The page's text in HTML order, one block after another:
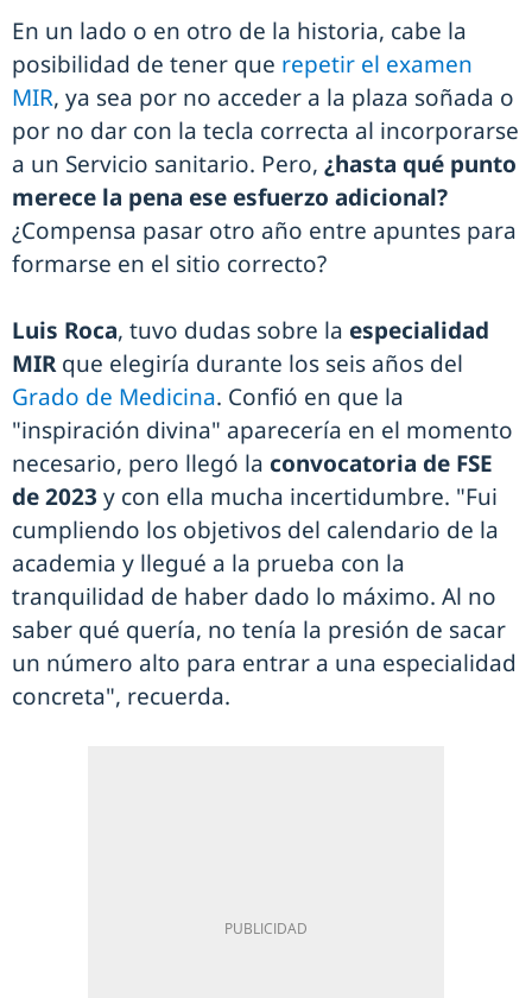
En un lado o en otro de la historia, cabe la
posibilidad de tener que repetir el examen
MIR, ya sea por no acceder a la plaza soñada o
por no dar con la tecla correcta al incorporarse
a un Servicio sanitario. Pero, ¿hasta qué punto
merece la pena ese esfuerzo adicional?
¿Compensa pasar otro año entre apuntes para
formarse en el sitio correcto?
Luis Roca, tuvo dudas sobre la especialidad
MIRque elegiría durante los seis años del
Grado de Medicina. Confió en que la
"inspiración divina" aparecería en el momento
necesario, pero llegó la convocatoria de FSE
de 2023 y con ella mucha incertidumbre. "Fui
cumpliendo los objetivos del calendario de la
academia y llegué a la prueba con la
tranquilidad de haber dado lo máximo. Al no
saber qué quería, no tenía la presión de sacar
un número alto para entrar a una especialidad
concreta", recuerda.